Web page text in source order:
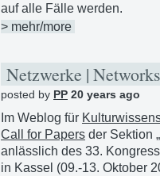
auf alle Fälle werden.
> mehr/more
Netzwerke |
posted by PP 20 years ago
Im Weblog für
Call for Papers der Sektion
anlässlich des 33.
in Kassel (09.-13. Oktober